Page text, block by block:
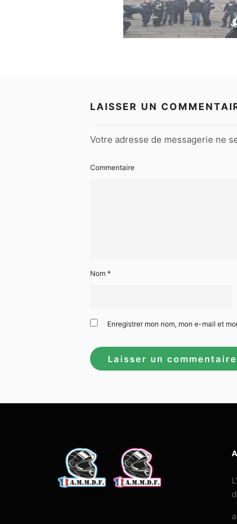
LAISSER UN
Votre adresse de messagerie ne
Commentaire
Nom *
Enregistrer mon nom, mon e-mail et